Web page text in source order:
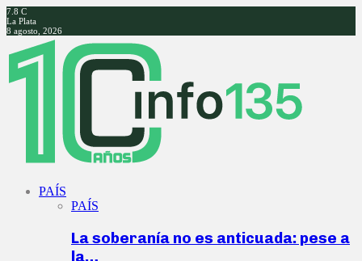
7.8 C
La Plata
8 agosto, 2026
Facebook
Twitter
Instagram
Youtube
PAÍS
PAÍS
La soberanía no es anticuada: pese a
la…